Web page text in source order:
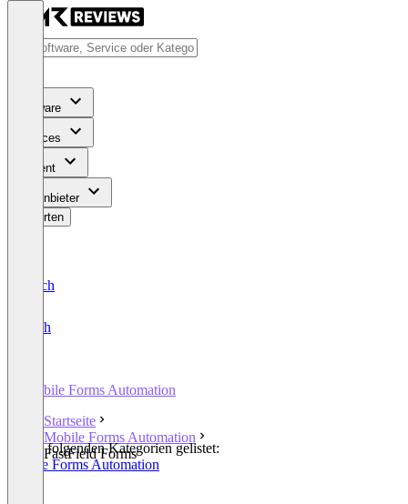
Software
Services
Content
Für Anbieter
Bewerten
Deutsch
English
Mobile Forms Automation
Startseite
Mobile Forms Automation
FastField Forms
In den folgenden Kategorien gelistet:
Mobile Forms Automation